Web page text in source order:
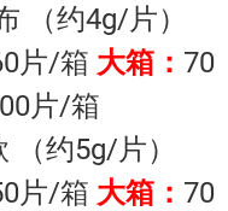
（约4g/片）
片/箱 大箱： 70
片/箱
约5g/片）
片/箱 大箱： 70